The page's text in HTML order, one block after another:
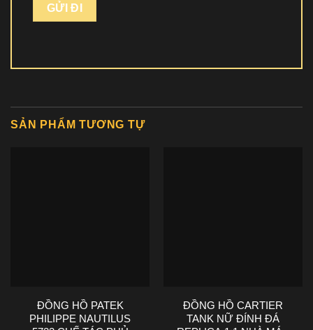
SẢN PHẨM TƯƠNG TỰ
ĐỒNG HỒ PATEK
PHILIPPE NAUTILUS
ĐỒNG HỒ CARTIER
TANK NỮ ĐÍNH ĐÁ